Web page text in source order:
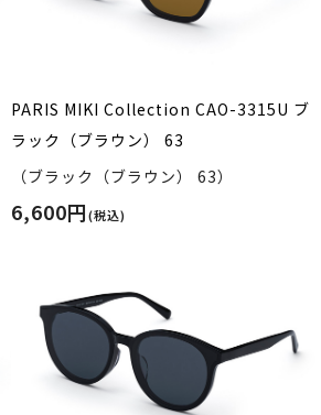
PARIS MIKI Collection CAO-3315U ブ
ラック（ブラウン） 63
（ブラック（ブラウン） 63）
6,600円(税込)